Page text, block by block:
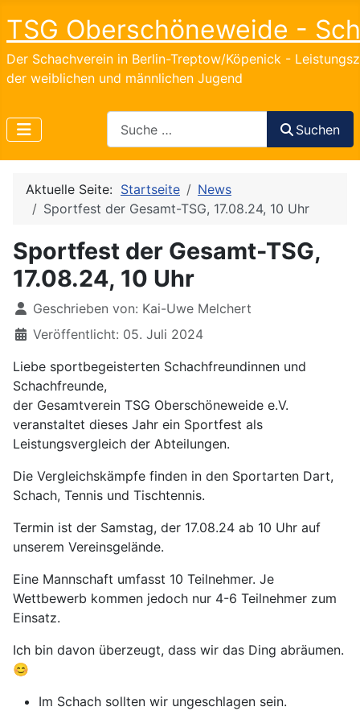
TSG Oberschöneweide -
Der Schachverein in Berlin-Treptow/Köpenick -
der weiblichen und männlichen Jugend
Suchen
Aktuelle Seite: Startseite
News
Sportfest der Gesamt-TSG, 17.08.24, 10 Uhr
Sportfest der Gesamt-TSG,
17.08.24, 10 Uhr
DetailsGeschrieben von: Kai-Uwe Melchert
Veröffentlicht: 05. Juli 2024
Liebe sportbegeisterten Schachfreundinnen und
Schachfreunde,
der Gesamtverein TSG Oberschöneweide e.V.
veranstaltet dieses Jahr ein Sportfest als
Leistungsvergleich der Abteilungen.
Die Vergleichskämpfe finden in den Sportarten Dart,
Schach, Tennis und Tischtennis.
Termin ist der Samstag, der 17.08.24 ab 10 Uhr auf
unserem Vereinsgelände.
Eine Mannschaft umfasst 10 Teilnehmer. Je
Wettbewerb kommen jedoch nur 4-6 Teilnehmer zum
Einsatz.
Ich bin davon überzeugt, dass wir das Ding abräumen.
😊
Im Schach sollten wir ungeschlagen sein.